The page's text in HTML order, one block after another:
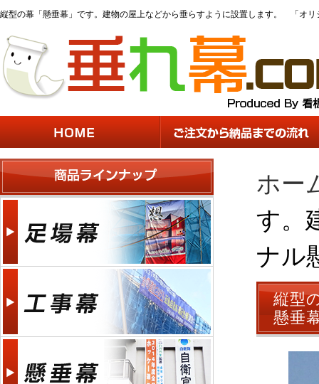
縦型の幕「懸垂幕」です。建物の屋上などから垂らすように設置します。 「オ
ホー
す。
ナル
縦型
懸垂